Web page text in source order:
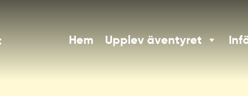
Hem Upplev äventyret